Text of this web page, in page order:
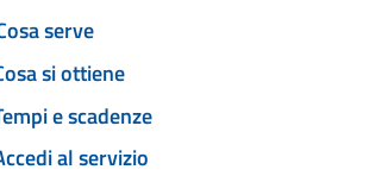
serve
si ottiene
e scadenze
al servizio